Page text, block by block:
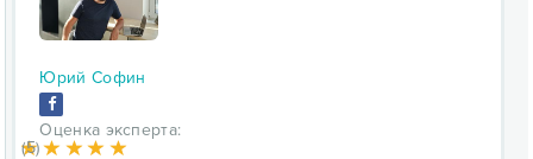
Юрий Софин
Оценка эксперта:
(5)